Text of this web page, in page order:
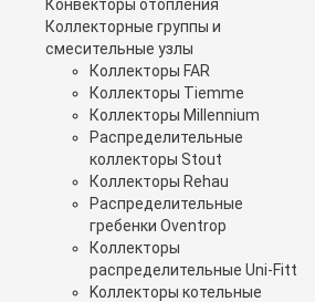
Конвекторы отопления
Коллекторные группы и
смесительные узлы
Коллекторы FAR
Коллекторы Tiemme
Коллекторы Millennium
Распределительные
коллекторы Stout
Коллекторы Rehau
Распределительные
гребенки Oventrop
Коллекторы
распределительные Uni-Fitt
Kоллекторы котельные